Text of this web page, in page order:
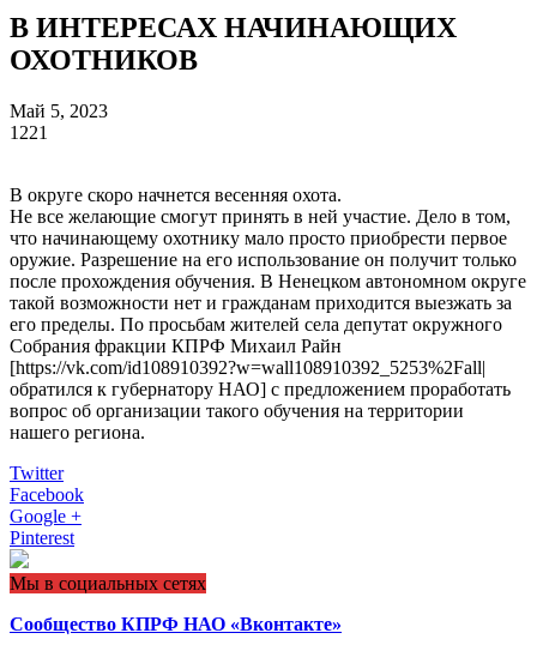
В ИНТЕРЕСАХ НАЧИНАЮЩИХ
ОХОТНИКОВ
Май 5, 2023
1221
В округе скоро начнется весенняя охота.
Не все желающие смогут принять в ней участие. Дело в том,
что начинающему охотнику мало просто приобрести первое
оружие. Разрешение на его использование он получит только
после прохождения обучения. В Ненецком автономном округе
такой возможности нет и гражданам приходится выезжать за
его пределы. По просьбам жителей села депутат окружного
Собрания фракции КПРФ Михаил Райн
[https://vk.com/id108910392?w=wall108910392_5253%2Fall|
обратился к губернатору НАО] с предложением проработать
вопрос об организации такого обучения на территории
нашего региона.
Twitter
Facebook
Google +
Pinterest
Мы в социальных сетях
Сообщество КПРФ НАО «Вконтакте»